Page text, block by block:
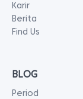
Karir
Berita
Find Us
BLOG
Period